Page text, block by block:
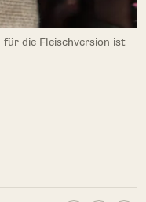
die Fleischversion ist